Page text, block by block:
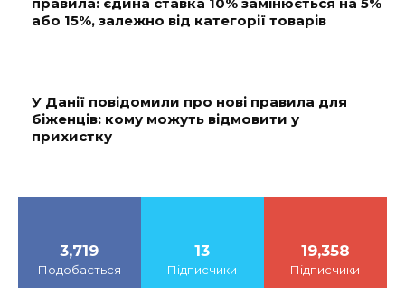
або 15%, залежно від категорії товарів
У Данії повідомили про нові правила для
біженців: кому можуть відмовити у
прихистку
3,719
Подобається
13
Підписчики
19,358
Підписчики